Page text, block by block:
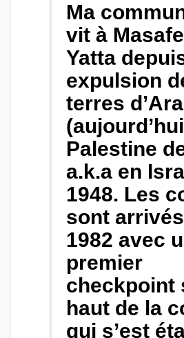
Ma
vit à
Yatta
expulsion
terres
Palestine
a.k.a en
1948. Les
sont
1982 avec
premier
checkpoint
haut de la
qui s’est